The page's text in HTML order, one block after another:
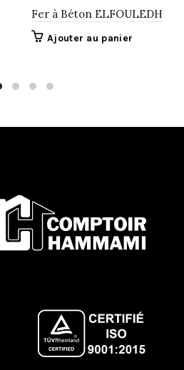
Fer à Béton ELFOULEDH
Ajouter au panier